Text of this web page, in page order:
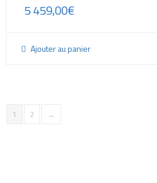
5 459,00€
Ajouter au panier
1 2 →